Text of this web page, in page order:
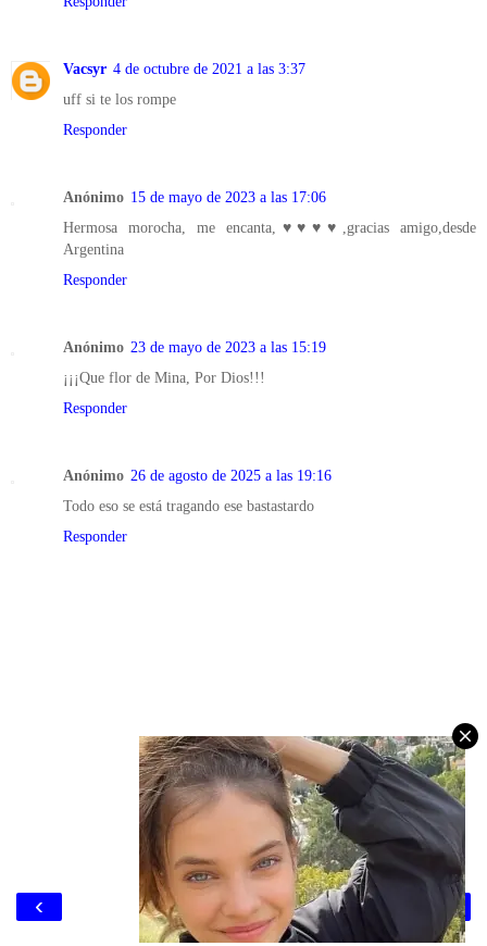
Vacsyr 4 de octubre de 2021 a las 3:37
uff si te los rompe
Responder
Anónimo 15 de mayo de 2023 a las 17:06
Hermosa morocha, me encanta,♥♥♥♥,gracias amigo,desde
Argentina
Responder
Anónimo 23 de mayo de 2023 a las 15:19
¡¡¡Que flor de Mina, Por Dios!!!
Responder
Anónimo 26 de agosto de 2025 a las 19:16
Todo eso se está tragando ese bastastardo
Responder
‹ Inicio